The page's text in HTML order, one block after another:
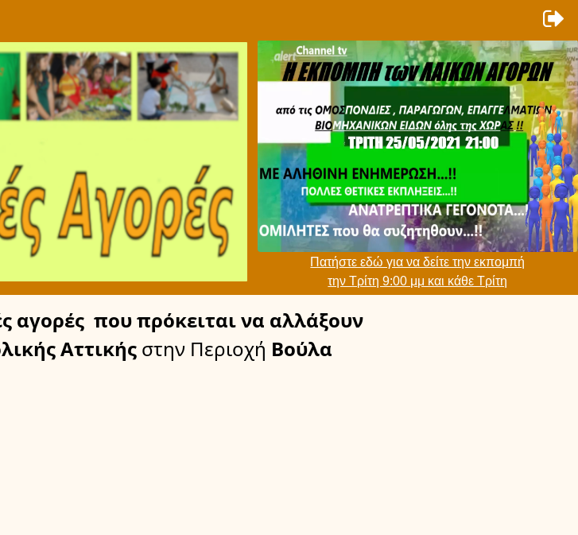
Πατήστε εδώ για να δείτε την εκπομπή
την Τρίτη 9:00 μμ και κάθε Τρίτη
αγορές που πρόκειται να αλλάξουν
Αττικής στην Περιοχή Βούλα